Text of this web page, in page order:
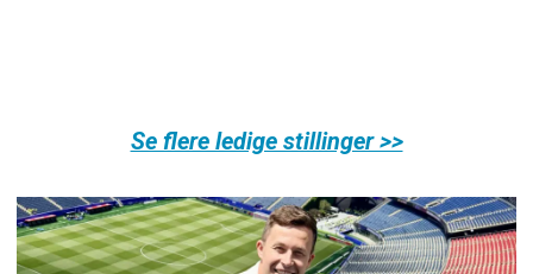
Se flere ledige stillinger >>